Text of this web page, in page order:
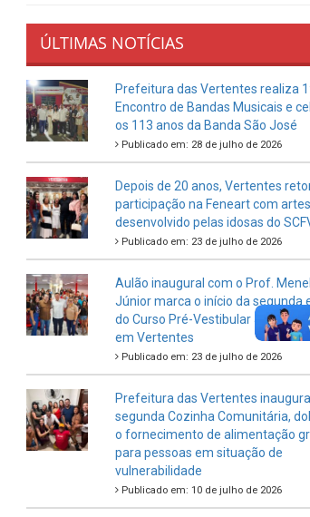
ÚLTIMAS NOTÍCIAS
Prefeitura das Vertentes realiza
Encontro de Bandas Musicais e
os 113 anos da Banda São José
Publicado em: 28 de julho de 2026
Depois de 20 anos, Vertentes
participação na Feneart com
desenvolvido pelas idosas do
Publicado em: 23 de julho de 2026
Aulão inaugural com o Prof.
Júnior marca o início da segunda
do Curso Pré-Vestibular Junto do
em Vertentes
Publicado em: 23 de julho de 2026
Prefeitura das Vertentes inaugura
segunda Cozinha Comunitária,
o fornecimento de alimentação
para pessoas em situação de
vulnerabilidade
Publicado em: 10 de julho de 2026